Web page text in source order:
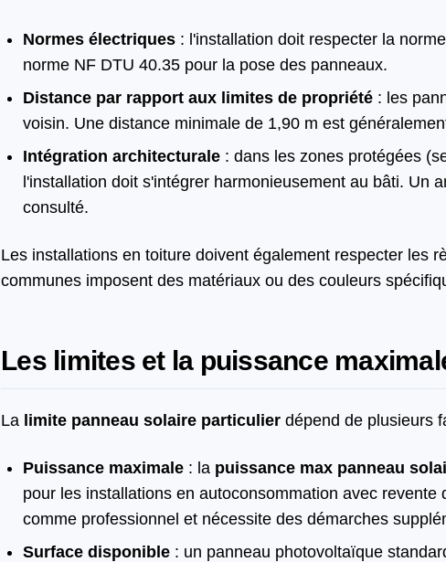
Normes électriques : l'installation doit respecter la
norme NF DTU 40.35 pour la pose des panneaux.
Distance par rapport aux limites de propriété : les
voisin. Une distance minimale de 1,90 m est
Intégration architecturale : dans les zones protégées
l'installation doit s'intégrer harmonieusement au bâti. Un
consulté.
Les installations en toiture doivent également respecter les
communes imposent des matériaux ou des couleurs
Les limites et la puissance
La limite panneau solaire particulier dépend de plusieurs
Puissance maximale : la puissance max panneau
pour les installations en autoconsommation avec
comme professionnel et nécessite des démarches
Surface disponible : un panneau photovoltaïque